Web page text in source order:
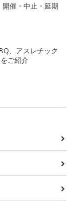
催・中止・延期
、アスレチック
ご紹介